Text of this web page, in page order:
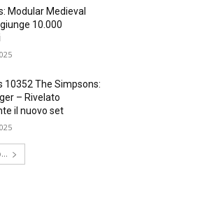
Modular Medieval
10.000
10352 The Simpsons:
– Rivelato
il nuovo set